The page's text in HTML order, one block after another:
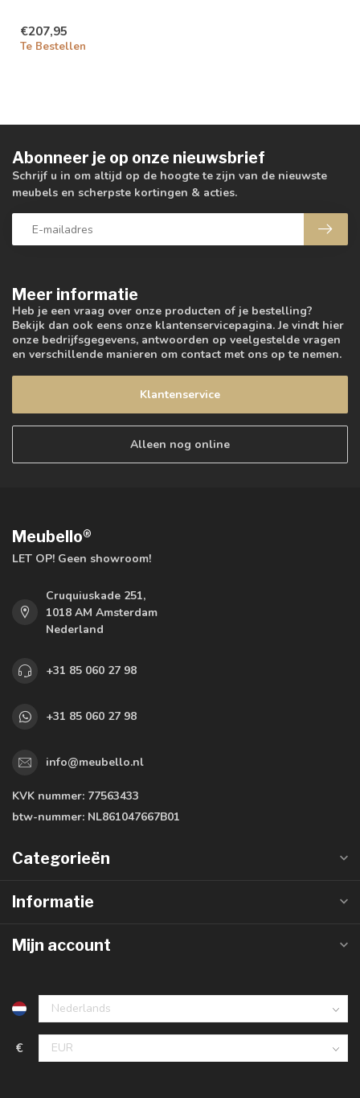
€207,95
Te Bestellen
Meer informatie
Heb je een vraag over onze producten of je bestelling?
Bekijk dan ook eens onze klantenservicepagina. Je vindt hier
onze bedrijfsgegevens, antwoorden op veelgestelde vragen
en verschillende manieren om contact met ons op te nemen.
Klantenservice
Alleen nog online
Abonneer je op onze nieuwsbrief
Schrijf u in om altijd op de hoogte te zijn van de nieuwste
meubels en scherpste kortingen & acties.
Meubello®
LET OP! Geen showroom!
Cruquiuskade 251,
1018 AM Amsterdam
Nederland
+31 85 060 27 98
+31 85 060 27 98
info@meubello.nl
KVK nummer: 77563433
btw-nummer: NL861047667B01
Categorieën
Informatie
Mijn account
€